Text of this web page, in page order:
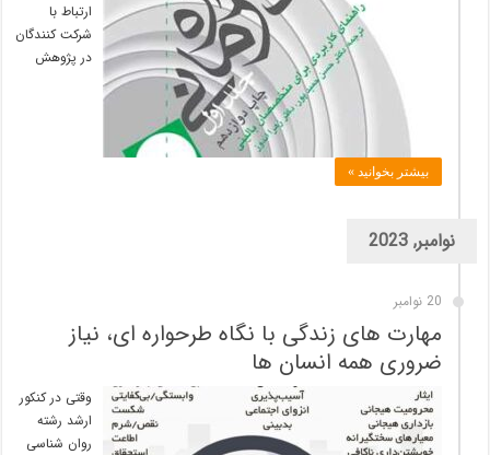
ارتباط با
شرکت کنندگان
در پژوهش
بیشتر بخوانید »
نوامبر, 2023
20 نوامبر
مهارت های زندگی با نگاه طرحواره ای، نیاز
ضروری همه انسان ها
وقتی در کنکور
ارشد رشته
روان شناسی